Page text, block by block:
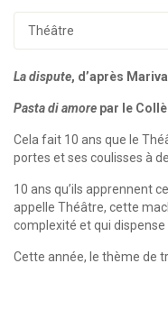
Théâtre
La dispute, d’après
Pasta di amore par le
Cela fait 10 ans que le
portes et ses coulisses à
10 ans qu’ils apprennent
appelle Théâtre, cette
complexité et qui dispense
Cette année, le thème de